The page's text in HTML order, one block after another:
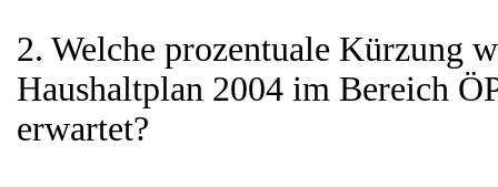
2. Welche prozentuale Kürzung
Haushaltplan 2004 im Bereich
erwartet?